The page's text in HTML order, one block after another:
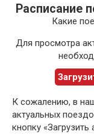
Расписание
Какие
Для просмотра
К сожалению, в
актуальных
кнопку